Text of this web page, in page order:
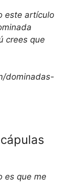
este artículo
crees que
dominadas-
es que me